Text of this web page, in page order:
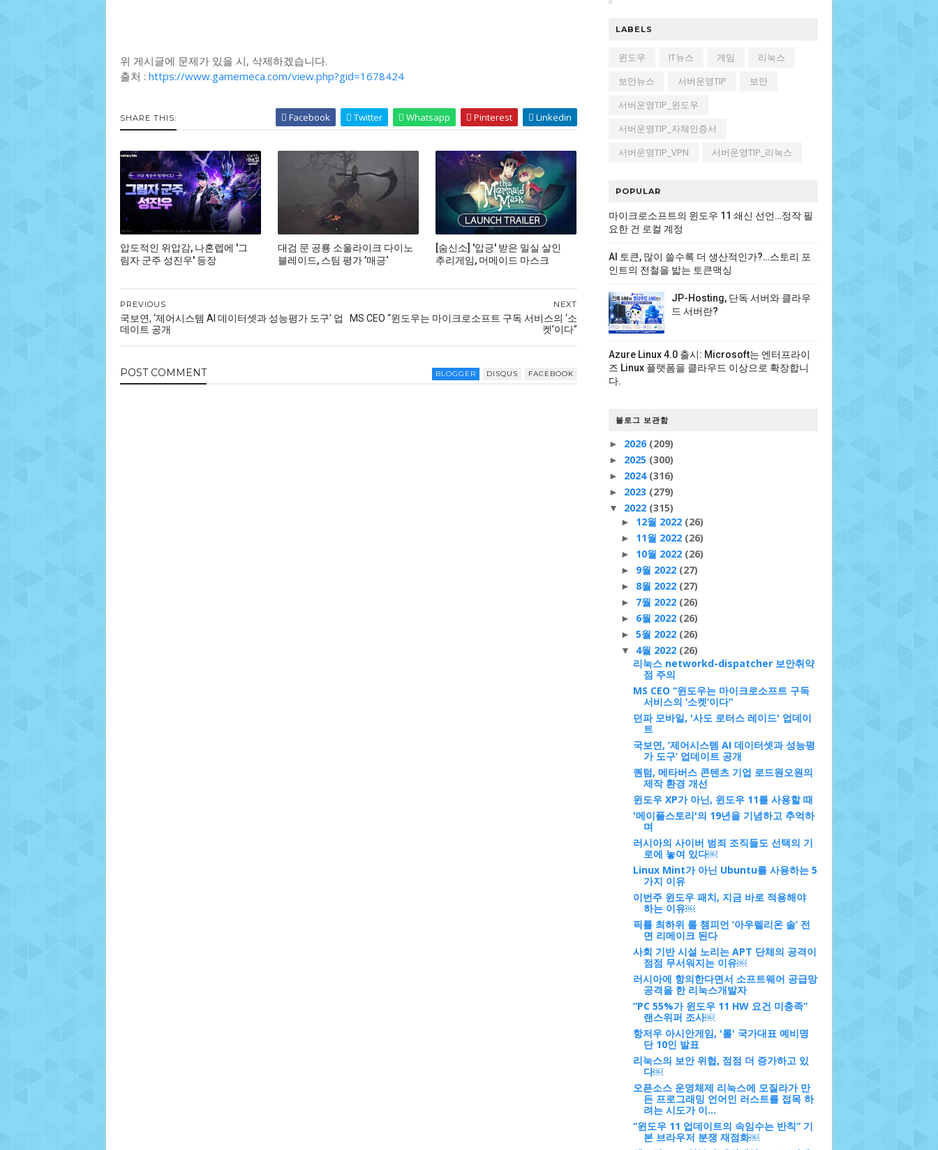
위 게시글에 문제가 있을 시, 삭제하겠습니다.
출처 : https://www.gamemeca.com/view.php?gid=1678424
SHARE THIS: Facebook Twitter Whatsapp Pinterest Linkedin
압도적인 위압감, 나혼렙에 '그
림자 군주 성진우' 등장
대검 문 공룡 소울라이크 다이노
블레이드, 스팀 평가 ’매긍‘
[숨신소] '압긍' 받은 밀실 살인
추리게임, 머메이드 마스크
NEXT
MS CEO “윈도우는 마이크로소프트 구독 서비스의 ‘소
켓’이다”
PREVIOUS
국보연, ‘제어시스템 AI 데이터셋과 성능평가 도구’ 업
데이트 공개
POST COMMENT BLOGGER DISQUS FACEBOOK
LABELS
윈도우 IT뉴스 게임
리눅스
보안뉴스
서버운영TIP
보안
서버운영TIP_윈도우
서버운영TIP_자체인증서
서버운영TIP_VPN
서버운영TIP_리눅스
POPULAR
마이크로소프트의 윈도우 11 쇄신 선언…정작 필
요한 건 로컬 계정
AI 토큰, 많이 쓸수록 더 생산적인가?…스토리 포
인트의 전철을 밟는 토큰맥싱
JP-Hosting, 단독 서버와 클라우
드 서버란?
Azure Linux 4.0 출시: Microsoft는 엔터프라이
즈 Linux 플랫폼을 클라우드 이상으로 확장합니
다.
블로그 보관함
► 2026 (209)
► 2025 (300)
► 2024 (316)
► 2023 (279)
▼ 2022 (315)
► 12월 2022 (26)
► 11월 2022 (26)
► 10월 2022 (26)
► 9월 2022 (27)
► 8월 2022 (27)
► 7월 2022 (26)
► 6월 2022 (26)
► 5월 2022 (26)
▼ 4월 2022 (26)
리눅스 networkd-dispatcher 보안취약
점 주의
MS CEO “윈도우는 마이크로소프트 구독
서비스의 ‘소켓’이다”
던파 모바일, '사도 로터스 레이드' 업데이
트
국보연, ‘제어시스템 AI 데이터셋과 성능평
가 도구’ 업데이트 공개
퀀텀, 메타버스 콘텐츠 기업 로드원오원의
제작 환경 개선
윈도우 XP가 아닌, 윈도우 11를 사용할 때
'메이플스토리'의 19년을 기념하고 추억하
며
러시아의 사이버 범죄 조직들도 선택의 기
로에 놓여 있다￼
Linux Mint가 아닌 Ubuntu를 사용하는 5
가지 이유
이번주 윈도우 패치, 지금 바로 적용해야
하는 이유￼
픽률 최하위 롤 챔피언 ‘아우렐리온 솔’ 전
면 리메이크 된다
사회 기반 시설 노리는 APT 단체의 공격이
점점 무서워지는 이유￼
러시아에 항의한다면서 소프트웨어 공급망
공격을 한 리눅스개발자
“PC 55%가 윈도우 11 HW 요건 미충족”
랜스위퍼 조사￼
항저우 아시안게임, '롤' 국가대표 예비명
단 10인 발표
리눅스의 보안 위협, 점점 더 증가하고 있
다￼
오픈소스 운영체제 리눅스에 모질라가 만
든 프로그래밍 언어인 러스트를 접목 하
려는 시도가 이...
“윈도우 11 업데이트의 속임수는 반칙” 기
본 브라우저 분쟁 재점화￼